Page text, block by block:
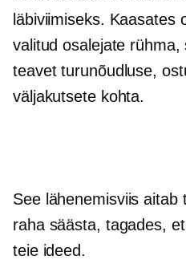
läbiviimiseks. Kaasates
valitud osalejate rühma,
teavet turunõudluse,
väljakutsete kohta.
See lähenemisviis aitab
raha säästa, tagades,
teie ideed.